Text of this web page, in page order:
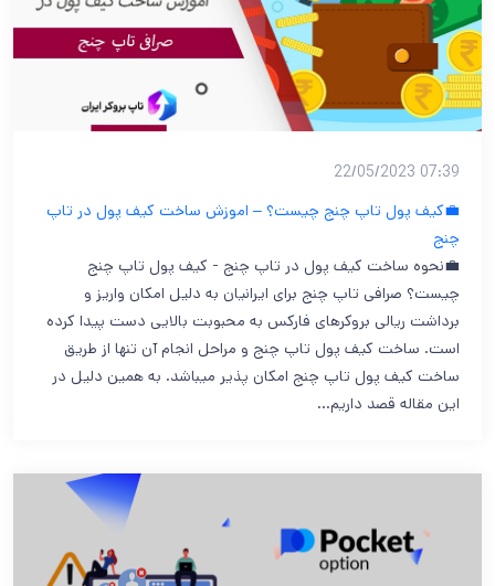
07:39 22/05/2023
💼کیف پول تاپ چنج چیست؟ – اموزش ساخت کیف پول در تاپ
چنج
💼نحوه ساخت کیف پول در تاپ چنج - کیف پول تاپ چنج
چیست؟ صرافی تاپ چنج برای ایرانیان به دلیل امکان واریز و
برداشت ریالی بروکرهای فارکس به محبوبت بالایی دست پیدا کرده
است. ساخت کیف پول تاپ چنج و مراحل انجام آن تنها از طریق
ساخت کیف پول تاپ چنج امکان پذیر میباشد. به همین دلیل در
این مقاله قصد داریم…